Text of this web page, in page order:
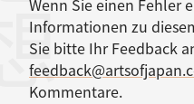
Wenn Sie einen Fehler
Informationen zu
Sie bitte Ihr Feedback
Kommentare.